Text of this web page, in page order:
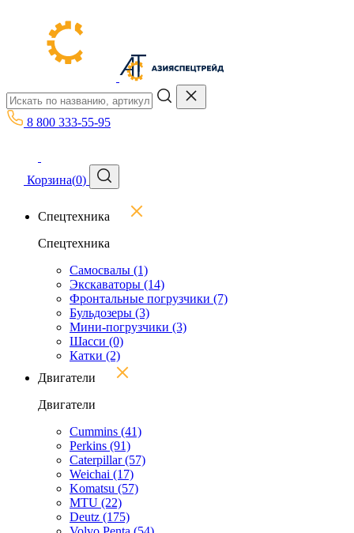
8 800 333-55-95
Корзина(0)
Спецтехника
Спецтехника
Самосвалы (1)
Экскаваторы (14)
Фронтальные погрузчики (7)
Бульдозеры (3)
Мини-погрузчики (3)
Шасси (0)
Катки (2)
Двигатели
Двигатели
Cummins (41)
Perkins (91)
Caterpillar(57)
Weichai (17)
Komatsu (57)
MTU (22)
Deutz (175)